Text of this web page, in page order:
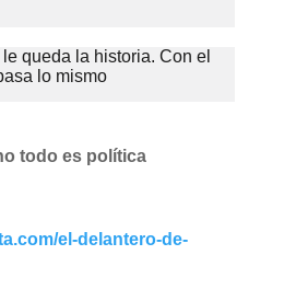
queda la historia. Con el
lo mismo
todo es política
el-delantero-de-